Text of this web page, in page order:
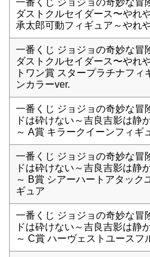
一番くじ ジョジョの奇妙な冒
ダストクルセイダース〜やれ
承太郎可動フィギュア～やれ
一番くじ ジョジョの奇妙な冒
ダストクルセイダース〜やれ
トワン賞 スタープラチナフィ
ンカラーver.
一番くじ ジョジョの奇妙な冒
ドは砕けない～吉良吉影は静
～ A賞 キラークイーンフィギ
一番くじ ジョジョの奇妙な冒
ドは砕けない～吉良吉影は静
～ B賞 シアーハートアタック
ギュア
一番くじ ジョジョの奇妙な冒
ドは砕けない～吉良吉影は静
～ C賞 ハーヴェストユースフ